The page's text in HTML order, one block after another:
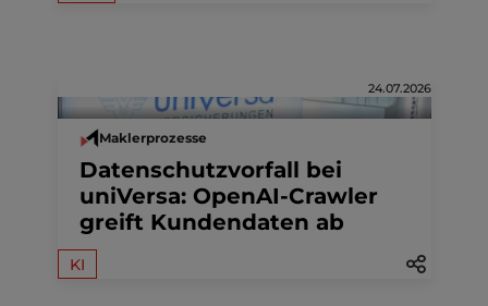
24.07.2026
Maklerprozesse
Datenschutzvorfall bei
uniVersa: OpenAI-Crawler
greift Kundendaten ab
KI